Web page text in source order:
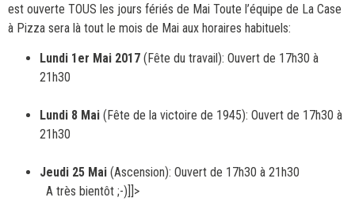
est ouverte TOUS les jours fériés de Mai Toute l’équipe de La Case
à Pizza sera là tout le mois de Mai aux horaires habituels:
Lundi 1er Mai 2017 (Fête du travail): Ouvert de 17h30 à
21h30
Lundi 8 Mai (Fête de la victoire de 1945): Ouvert de 17h30 à
21h30
Jeudi 25 Mai (Ascension): Ouvert de 17h30 à 21h30
A très bientôt ;-)]]>